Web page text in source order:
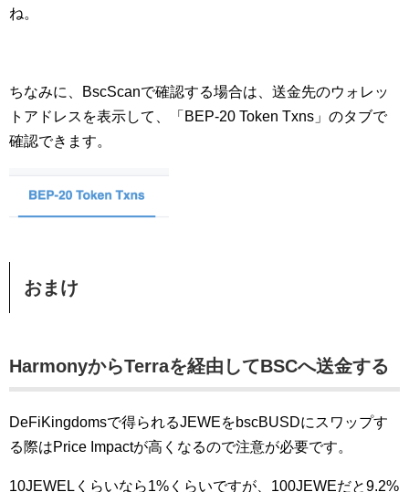
ね。
ちなみに、BscScanで確認する場合は、送金先のウォレッ
トアドレスを表示して、「BEP-20 Token Txns」のタブで
確認できます。
おまけ
HarmonyからTerraを経由してBSCへ送金する
DeFiKingdomsで得られるJEWEをbscBUSDにスワップす
る際はPrice Impactが高くなるので注意が必要です。
10JEWELくらいなら1%くらいですが、100JEWEだと9.2%